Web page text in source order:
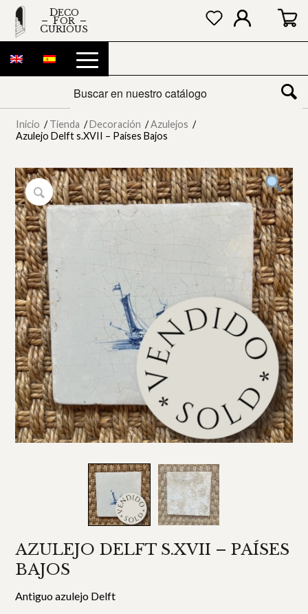
DECO
FOR
CURIOUS
Inicio / Tienda / Decoración / Azulejos /
Azulejo Delft s.XVII – Países Bajos
AZULEJO DELFT S.XVII – PAÍSES
BAJOS
Antiguo azulejo Delft